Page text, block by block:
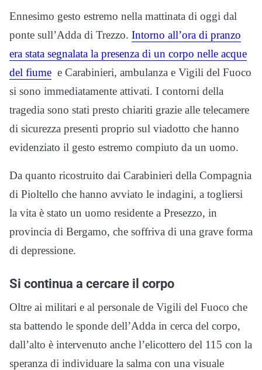
Ennesimo gesto estremo nella mattinata di oggi dal
ponte sull’Adda di Trezzo. Intorno all’ora di pranzo
era stata segnalata la presenza di un corpo nelle acque
del fiume e Carabinieri, ambulanza e Vigili del Fuoco
si sono immediatamente attivati. I contorni della
tragedia sono stati presto chiariti grazie alle telecamere
di sicurezza presenti proprio sul viadotto che hanno
evidenziato il gesto estremo compiuto da un uomo.
Da quanto ricostruito dai Carabinieri della Compagnia
di Pioltello che hanno avviato le indagini, a togliersi
la vita è stato un uomo residente a Presezzo, in
provincia di Bergamo, che soffriva di una grave forma
di depressione.
Si continua a cercare il corpo
Oltre ai militari e al personale de Vigili del Fuoco che
sta battendo le sponde dell’Adda in cerca del corpo,
dall’alto è intervenuto anche l’elicottero del 115 con la
speranza di individuare la salma con una visuale